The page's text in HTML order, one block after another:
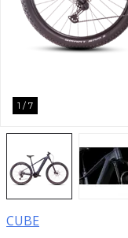
1 / 7
CUBE